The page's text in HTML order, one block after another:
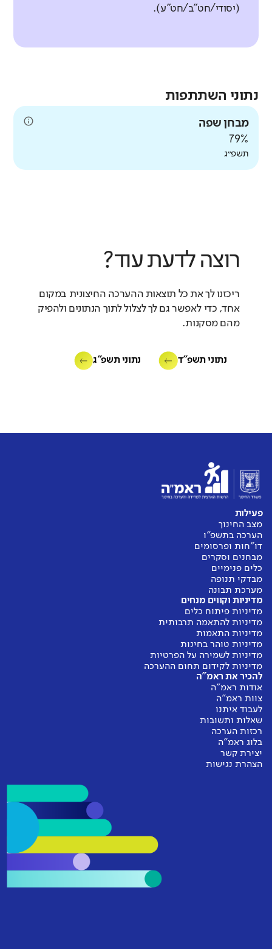
(יסודי/חט"ב/חט"ע).
נתוני השתתפות
מבחן שפה
79%
תשפ״ג
רוצה לדעת עוד?
ריכזנו לך את כל תוצאות ההערכה החיצונית במקום
אחד, כדי לאפשר גם לך לצלול לתוך הנתונים ולהפיק
מהם מסקנות.
נתוני תשפ"ד נתוני תשפ"ג
פעילות
מצב החינוך
הערכה בתשפ"ו
דו"חות ופרסומים
מבחנים וסקרים
כלים פנימיים
מבדקי תנופה
מערכת תבונה
מדיניות וקווים מנחים
מדיניות פיתוח כלים
מדיניות להתאמה תרבותית
מדיניות התאמות
מדיניות טוהר בחינות
מדיניות לשמירה על הפרטיות
מדיניות לקידום תחום ההערכה
להכיר את ראמ"ה
אודות ראמ"ה
צוות ראמ"ה
לעבוד איתנו
שאלות ותשובות
רכזות הערכה
בלוג ראמ"ה
יצירת קשר
הצהרת נגישות